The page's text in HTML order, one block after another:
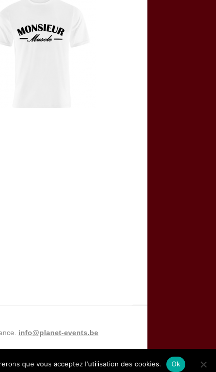
info@planet-events.be
que vous acceptez l'utilisation des cookies. Ok